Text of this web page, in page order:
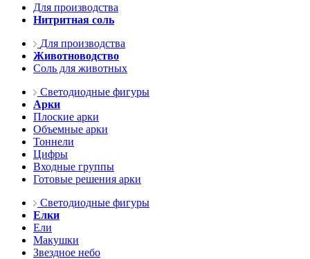
Для производства
Нитритная соль
Для производства
Животноводство
Соль для животных
Светодиодные фигуры
Арки
Плоские арки
Объемные арки
Тоннели
Цифры
Входные группы
Готовые решения арки
Светодиодные фигуры
Елки
Ели
Макушки
Звездное небо